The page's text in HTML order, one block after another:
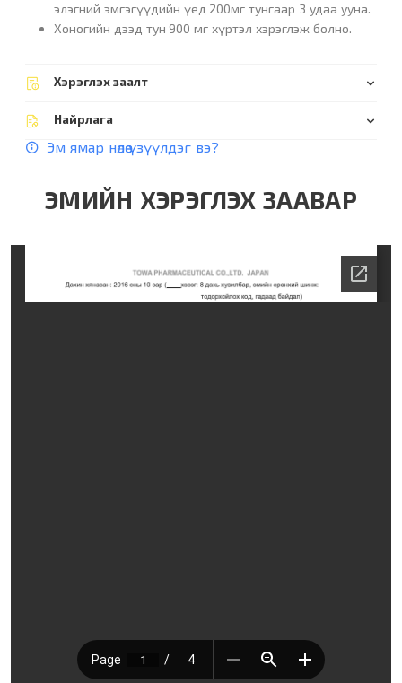
элэгний эмгэгүүдийн үед 200мг тунгаар 3 удаа ууна.
Хоногийн дээд тун 900 мг хүртэл хэрэглэж болно.
Хэрэглэх заалт
Найрлага
Эм ямар нөлөө үзүүлдэг вэ?
ЭМИЙН ХЭРЭГЛЭХ ЗААВАР